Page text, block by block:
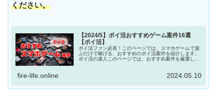
ください。
【2024/5】ポイ活おすすめゲーム案件16選
【ポイ活】
ポイ活ファン必見！このページでは、スマホゲームで遊
ぶだけで稼げる、おすすめのポイ活案件を紹介します。
ポイ活の達人このページでは、おすすめ案件を厳選して
fire-life.online 2024.05.10